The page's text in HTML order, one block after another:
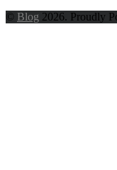
© Blog 2026. Proudly